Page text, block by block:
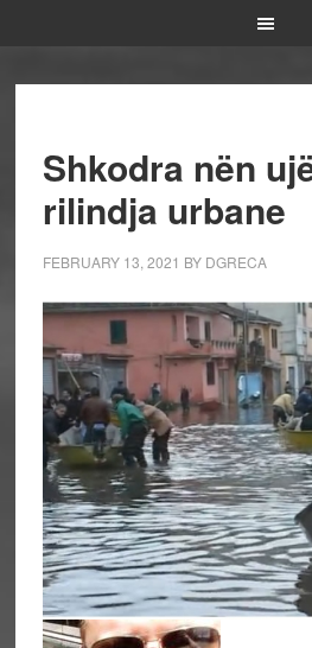
Shkodra nën
rilindja urbane
FEBRUARY 13, 2021 BY DGRECA